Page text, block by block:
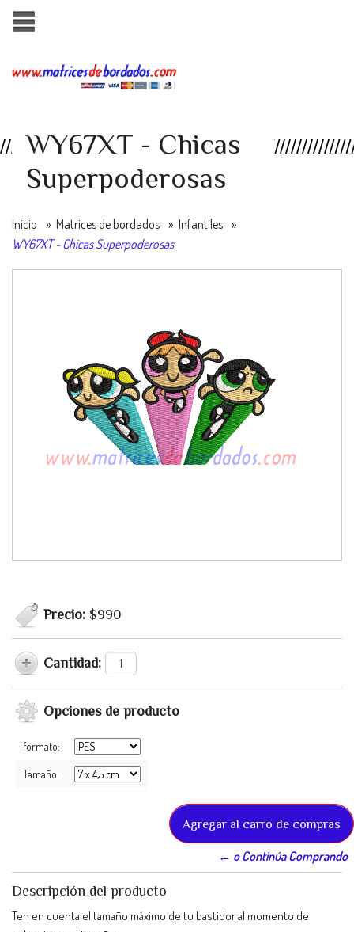
WY67XT - Chicas
Superpoderosas
Inicio » Matrices de bordados » Infantiles »
WY67XT - Chicas Superpoderosas
Precio: $990
Cantidad:
Opciones de producto
formato:
Tamaño:
← o Continúa Comprando
Descripción del producto
Ten en cuenta el tamaño máximo de tu bastidor al momento de